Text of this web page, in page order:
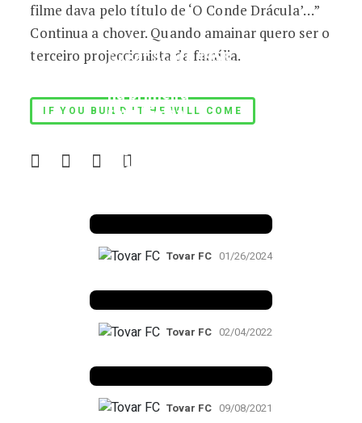
filme dava pelo título de ‘O Conde Drácula’…”
Continua a chover. Quando amainar quero ser o
terceiro projeccionista da família.
IF YOU BUILD IT HE WILL COME
Great Scott #958:
na primeira
reunião da
Associação
Internacional dos
Profissionais de
Tovar FC 01/26/2024
Tovar FC 02/04/2022
Tovar FC 09/08/2021